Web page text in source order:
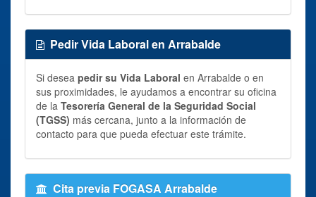
Pedir Vida Laboral en Arrabalde
Si desea pedir su Vida Laboral en Arrabalde o en
sus proximidades, le ayudamos a encontrar su oficina
de la Tesorería General de la Seguridad Social
(TGSS) más cercana, junto a la información de
contacto para que pueda efectuar este trámite.
Cita previa FOGASA Arrabalde